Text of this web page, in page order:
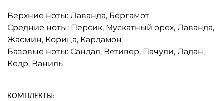
Верхние ноты: Лаванда, Бергамот
Средние ноты: Персик, Мускатный орех, Лаванда,
Жасмин, Корица, Кардамон
Базовые ноты: Сандал, Ветивер, Пачули, Ладан,
Кедр, Ваниль
КОМПЛЕКТЫ: